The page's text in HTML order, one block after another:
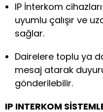
IP İnterkom
uyumlu çalışır ve
sağlar.
Dairelere toplu ya
mesaj atarak
gönderilebilir.
IP INTERKOM